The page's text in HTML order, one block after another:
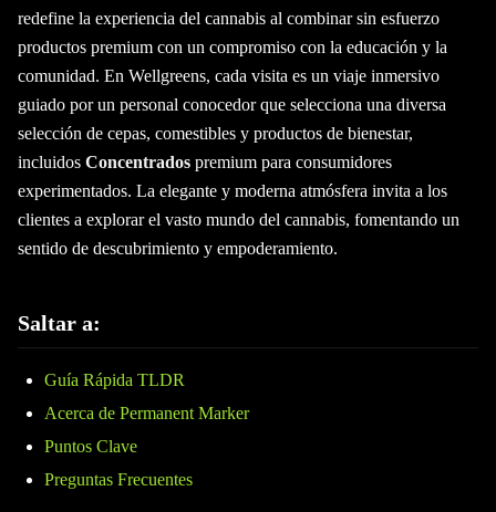
redefine la experiencia del cannabis al combinar sin esfuerzo
productos premium con un compromiso con la educación y la
comunidad. En Wellgreens, cada visita es un viaje inmersivo
guiado por un personal conocedor que selecciona una diversa
selección de cepas, comestibles y productos de bienestar,
incluidos Concentrados premium para consumidores
experimentados. La elegante y moderna atmósfera invita a los
clientes a explorar el vasto mundo del cannabis, fomentando un
sentido de descubrimiento y empoderamiento.
Saltar a:
Guía Rápida TLDR
Acerca de Permanent Marker
Puntos Clave
Preguntas Frecuentes